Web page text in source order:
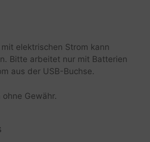
elektrischen Strom kann
Bitte arbeitet nur mit Batterien
aus der USB-Buchse.
Gewähr.